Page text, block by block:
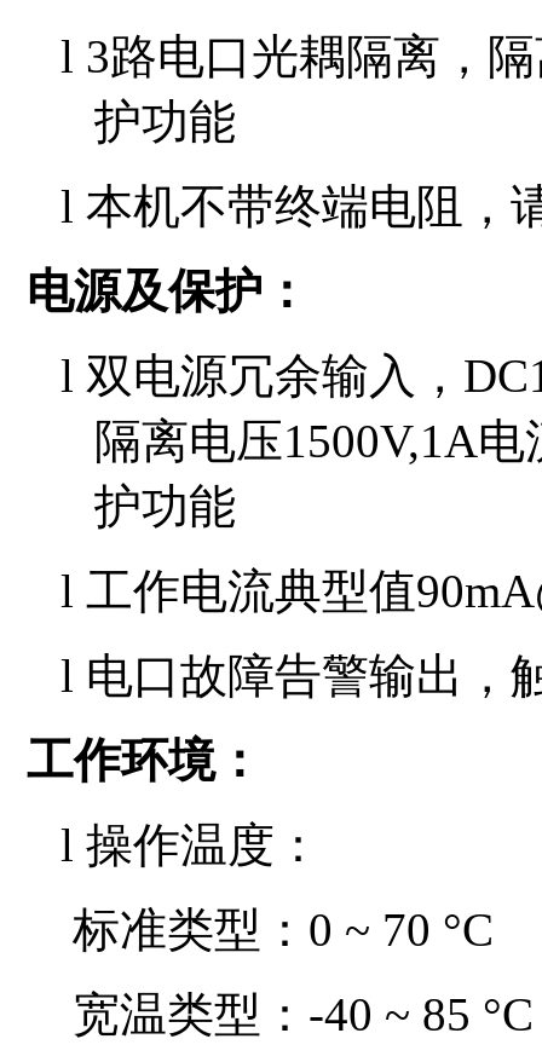
l 3路电口光耦隔离，
护功能
l 本机不带终端电阻，
电源及保护 ：
l 双电源冗余输入，
隔离电压1500V,1A
护功能
l 工作电流典型值
l 电口故障告警输出，
工作环境：
l 操作温度：
标准类型 ： 0 ~ 70 °C
宽温类型：-40 ~ 85 °C